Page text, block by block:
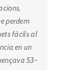
perdem
fàcils al
en un
53-